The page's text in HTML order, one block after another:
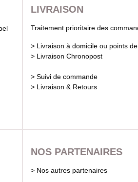
LIVRAISON
Traitement prioritaire des
> Livraison à domicile ou points
> Livraison Chronopost
> Suivi de commande
> Livraison & Retours
NOS PARTENAIRES
> Nos autres partenaires